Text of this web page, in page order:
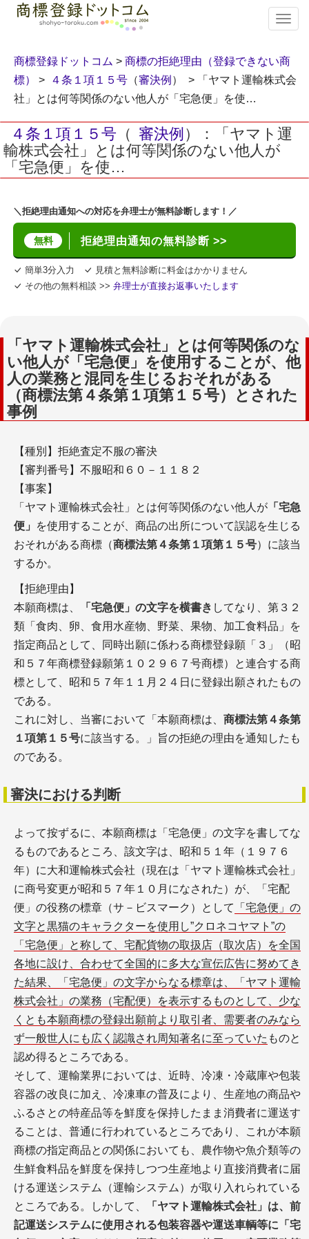
T
o
g
l
e
v
i
商標登録ドットコム > 商標の拒絶理由（登録できない商
標）
> ４条１項１５号 （審決例 ） > 「ヤマト運輸株式会
社」とは何等関係のない他人が「宅急便」を使…
４条１項１５号 （ 審決例 ）：「ヤマト運
輸株式会社」とは何等関係のない他人が
「宅急便」を使…
＼拒絶理由通知への対応を弁理士が無料診断します！／
無料 拒絶理由通知の無料診断 >>
簡単3分入力
見積と無料診断に料金はかかりません
その他の無料相談 >> 弁理士が直接お返事いたします
「ヤマト運輸株式会社」とは何等関係のな
い他人が「宅急便」を使用することが、他
人の業務と混同を生じるおそれがある
（商標法第４条第１項第１５号）とされた
事例
【種別】拒絶査定不服の審決
【審判番号】不服昭和６０－１１８２
【事案】
「ヤマト運輸株式会社」とは何等関係のない他人が 「宅急
便」
を使用することが、商品の出所について誤認を生じる
おそれがある商標（商標法第４条第１項第１５号）に該当
するか。
【拒絶理由】
本願商標は、
「宅急便」の文字を横書き してなり、第３２
類「食肉、卵、食用水産物、野菜、果物、加工食料品」を
指定商品として、同時出願に係わる商標登録願「３」（昭
和５７年商標登録願第１０２９６７号商標）と連合する商
標として、昭和５７年１１月２４日に登録出願されたもの
である。
これに対し、当審において「本願商標は、 商標法第４条第
１項第１５号に該当する。」旨の拒絶の理由を通知したも
のである。
審決における判断
よって按ずるに、本願商標は「宅急便」の文字を書してな
るものであるところ、該文字は、昭和５１年（１９７６
年）に大和運輸株式会社（現在は「ヤマト運輸株式会社」
に商号変更が昭和５７年１０月になされた）が、「宅配
便」の役務の標章（サ－ビスマーク）として
「宅急便」の
文字と黒猫のキャラクターを使用し”クロネコヤマト”の
「宅急便」と称して、宅配貨物の取扱店（取次店）を全国
各地に設け、合わせて全国的に多大な宣伝広告に努めてき
た結果、「宅急便」の文字からなる標章は、「ヤマト運輸
株式会社」の業務（宅配便）を表示するものとして、少な
くとも本願商標の登録出願前より取引者、需要者のみなら
ず一般世人にも広く認識され周知著名に至っていた ものと
認め得るところである。
そして、運輸業界においては、近時、冷凍・冷蔵庫や包装
容器の改良に加え、冷凍車の普及により、生産地の商品や
ふるさとの特産品等を鮮度を保持したまま消費者に運送す
ることは、普通に行われているところであり、これが本願
商標の指定商品との関係においても、農作物や魚介類等の
生鮮食料品を鮮度を保持しつつ生産地より直接消費者に届
ける運送システム（運輸システム）が取り入れられている
ところである。しかして、
「ヤマト運輸株式会社」は、前
記運送システムに使用される包装容器や運送車輌等に「宅